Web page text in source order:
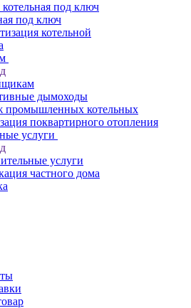
котельная под ключ
под ключ
котельной
дымоходы
промышленных котельных
поквартирного отопления
услуги
услуги
частного дома